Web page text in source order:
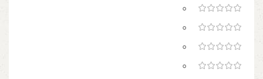
0
0
0
0